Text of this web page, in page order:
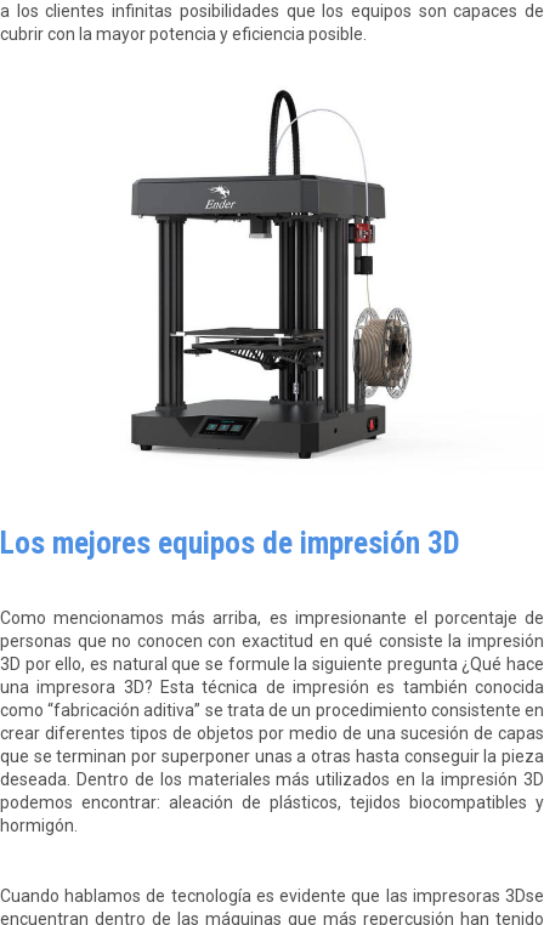
a los clientes infinitas posibilidades que los equipos son capaces de
cubrir con la mayor potencia y eficiencia posible.
Los mejores equipos de impresión 3D
Como mencionamos más arriba, es impresionante el porcentaje de
personas que no conocen con exactitud en qué consiste la impresión
3D por ello, es natural que se formule la siguiente pregunta ¿Qué hace
una impresora 3D? Esta técnica de impresión es también conocida
como “fabricación aditiva” se trata de un procedimiento consistente en
crear diferentes tipos de objetos por medio de una sucesión de capas
que se terminan por superponer unas a otras hasta conseguir la pieza
deseada. Dentro de los materiales más utilizados en la impresión 3D
podemos encontrar: aleación de plásticos, tejidos biocompatibles y
hormigón.
Cuando hablamos de tecnología es evidente que las impresoras 3Dse
encuentran dentro de las máquinas que más repercusión han tenido